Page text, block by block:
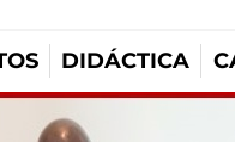
DIDÁCTICA